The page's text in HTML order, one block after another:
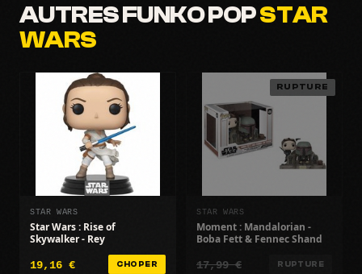
AUTRES FUNKO POPSTAR
WARS
STAR WARS
Star Wars : Rise of
Skywalker - Rey
19,16 € CHOPER
RUPTURE
STAR WARS
Moment : Mandalorian -
Boba Fett & Fennec Shand
17,99 € RUPTURE